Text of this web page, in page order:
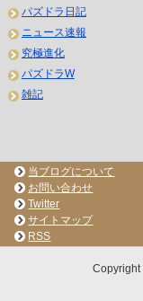
パズドラ日記
ニュース速報
究極進化
パズドラW
雑記
当ブログについて
お問い合わせ
Twitter
サイトマップ
RSS
Copyright